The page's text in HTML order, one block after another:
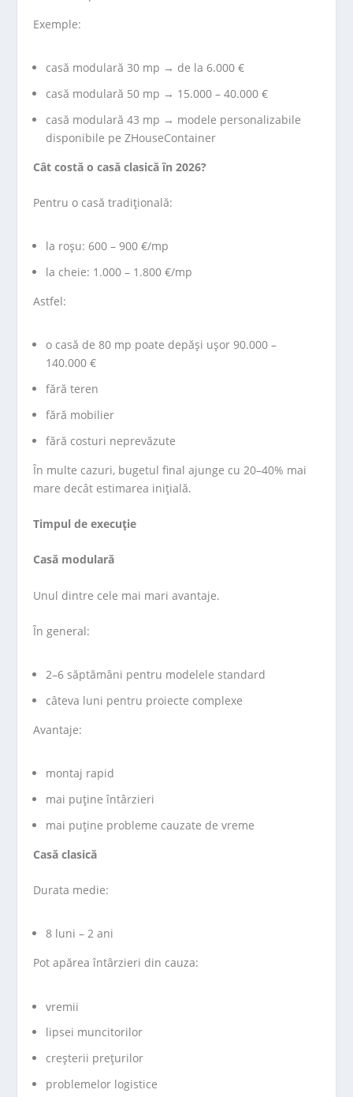
Exemple:
casă modulară 30 mp → de la 6.000 €
casă modulară 50 mp → 15.000 – 40.000 €
casă modulară 43 mp → modele personalizabile
disponibile pe ZHouseContainer
Cât costă o casă clasică în 2026?
Pentru o casă tradițională:
la roșu: 600 – 900 €/mp
la cheie: 1.000 – 1.800 €/mp
Astfel:
o casă de 80 mp poate depăși ușor 90.000 –
140.000 €
fără teren
fără mobilier
fără costuri neprevăzute
În multe cazuri, bugetul final ajunge cu 20–40% mai
mare decât estimarea inițială.
Timpul de execuție
Casă modulară
Unul dintre cele mai mari avantaje.
În general:
2–6 săptămâni pentru modelele standard
câteva luni pentru proiecte complexe
Avantaje:
montaj rapid
mai puține întârzieri
mai puține probleme cauzate de vreme
Casă clasică
Durata medie:
8 luni – 2 ani
Pot apărea întârzieri din cauza:
vremii
lipsei muncitorilor
creșterii prețurilor
problemelor logistice